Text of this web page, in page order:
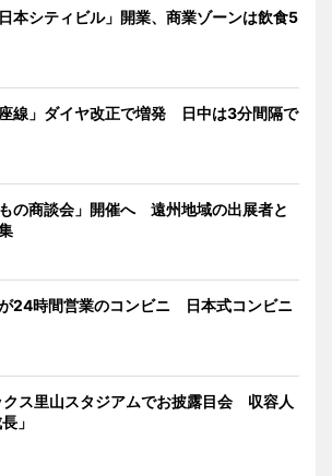
本シティビル」開業、商業ゾーンは飲食5
線」ダイヤ改正で増発 日中は3分間隔で
もの商談会」開催へ 遠州地域の出展者と
24時間営業のコンビニ 日本式コンビニ
クス里山スタジアムでお披露目会 収容人
」